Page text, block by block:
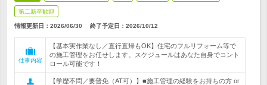
第二新卒歓迎
情報更新日：2026/06/30 終了予定日： 2026/10/12
仕事内容
【基本実作業なし／直行直帰もOK】住宅のフルリフォーム等で
の施工管理をお任せします。スケジュールはあなた自身でコント
ロール可能です！
【学歴不問／要普免（AT可）】■施工管理の経験をお持ちの方 or